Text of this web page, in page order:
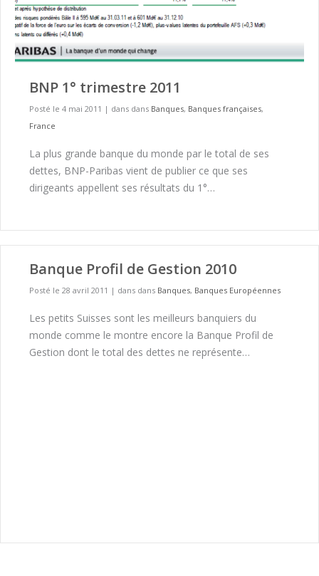
BNP 1° trimestre 2011
Posté le 4 mai 2011 | dans dans Banques, Banques françaises,
France
La plus grande banque du monde par le total de ses
dettes, BNP-Paribas vient de publier ce que ses
dirigeants appellent ses résultats du 1°…
Banque Profil de Gestion 2010
Posté le 28 avril 2011 | dans dans Banques, Banques Européennes
Les petits Suisses sont les meilleurs banquiers du
monde comme le montre encore la Banque Profil de
Gestion dont le total des dettes ne représente…